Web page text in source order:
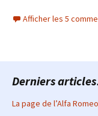
Afficher les 5
Derniers
La page de l’Alfa